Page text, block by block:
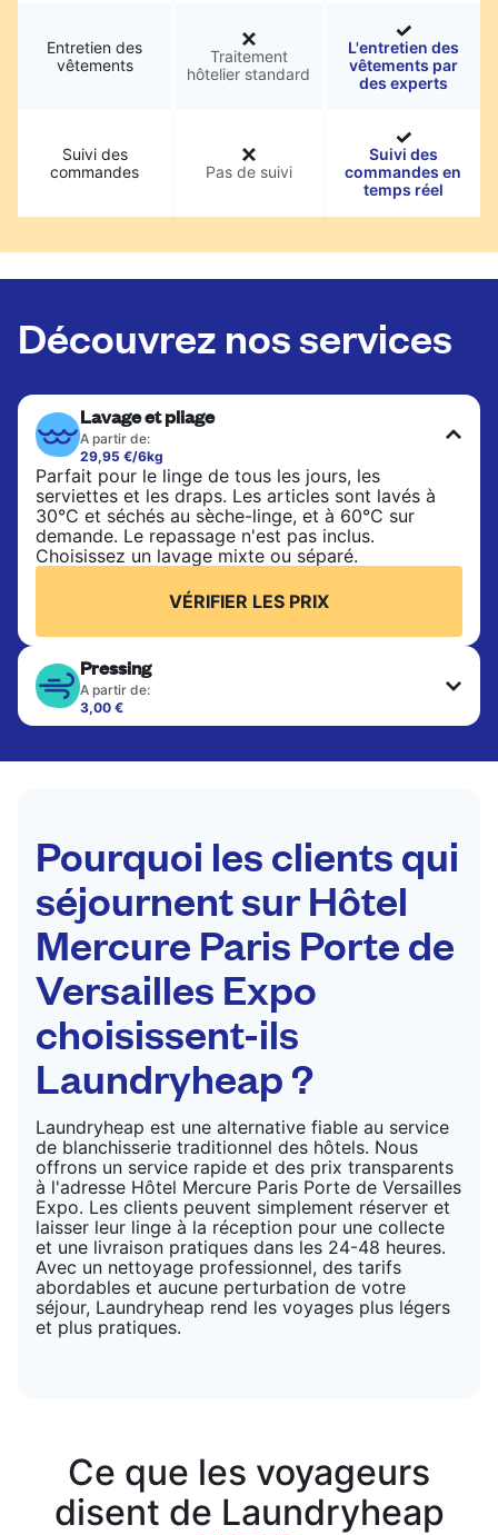
Entretien des
vêtements
Traitement
hôtelier standard
L'entretien des
vêtements par
des experts
Suivi des
commandes
Pas de suivi
Suivi des
commandes en
temps réel
Découvrez nos services
Lavage et pliage
A partir de:
29,95 €/6kg
Parfait pour le linge de tous les jours, les
serviettes et les draps. Les articles sont lavés à
30°C et séchés au sèche-linge, et à 60°C sur
demande. Le repassage n'est pas inclus.
Choisissez un lavage mixte ou séparé.
VÉRIFIER LES PRIX
Pressing
A partir de:
3,00 €
Les articles délicats sont nettoyés à sec et finis
costumes, les robes, les manteaux et les tissus
VÉRIFIER LES PRIX
Pourquoi les clients qui
séjournent sur Hôtel
Mercure Paris Porte de
Versailles Expo
choisissent-ils
Laundryheap ?
Laundryheap est une alternative fiable au service
de blanchisserie traditionnel des hôtels. Nous
offrons un service rapide et des prix transparents
à l'adresse Hôtel Mercure Paris Porte de Versailles
Expo. Les clients peuvent simplement réserver et
laisser leur linge à la réception pour une collecte
et une livraison pratiques dans les 24-48 heures.
Avec un nettoyage professionnel, des tarifs
abordables et aucune perturbation de votre
séjour, Laundryheap rend les voyages plus légers
et plus pratiques.
Ce que les voyageurs
disent de Laundryheap